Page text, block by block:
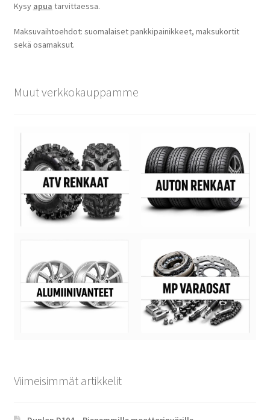
Kysy apua tarvittaessa.
Maksuvaihtoehdot: suomalaiset pankkipainikkeet, maksukortit
sekä osamaksut.
Muut verkkokauppamme
Viimeisimmät artikkelit